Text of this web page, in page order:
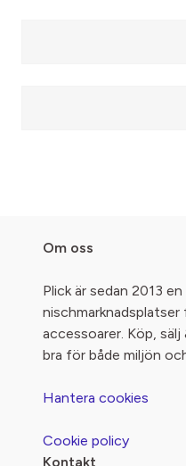
Om oss
Plick är sedan 2013
nischmarknadsplatser
accessoarer. Köp,
bra för både miljön
Hantera cookies
Cookie policy
Kontakt